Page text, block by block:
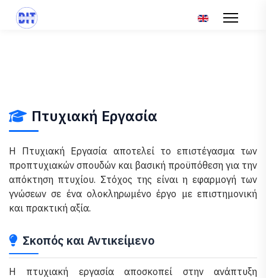
Επιλέξτε τη
Πτυχιακή Εργασία
Η Πτυχιακή Εργασία αποτελεί το επιστέγασμα των
προπτυχιακών σπουδών και βασική προϋπόθεση για την
απόκτηση πτυχίου. Στόχος της είναι η εφαρμογή των
γνώσεων σε ένα ολοκληρωμένο έργο με επιστημονική
και πρακτική αξία.
Σκοπός και Αντικείμενο
Η πτυχιακή εργασία αποσκοπεί στην ανάπτυξη